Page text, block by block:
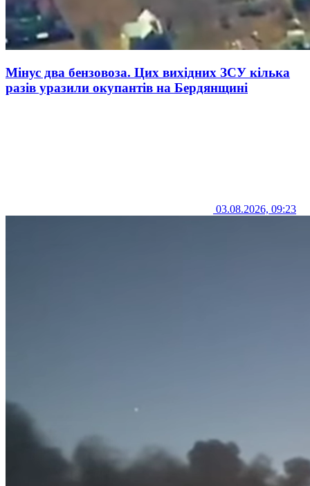
Мінус два бензовоза. Цих вихідних ЗСУ кілька
разів уразили окупантів на Бердянщині
03.08.2026, 09:23